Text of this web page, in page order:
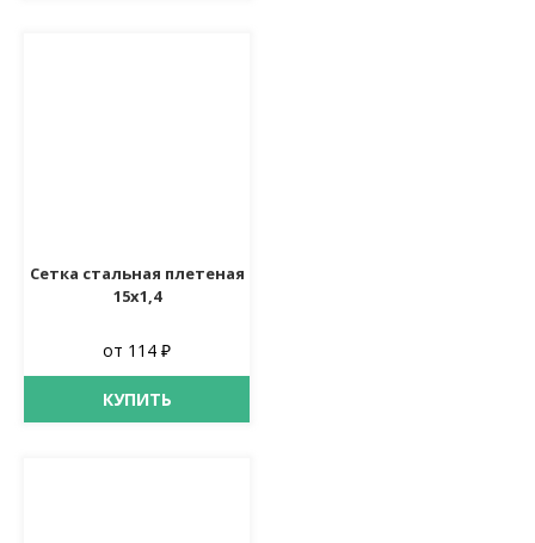
Сетка стальная плетеная
15х1,4
от 114 ₽
КУПИТЬ